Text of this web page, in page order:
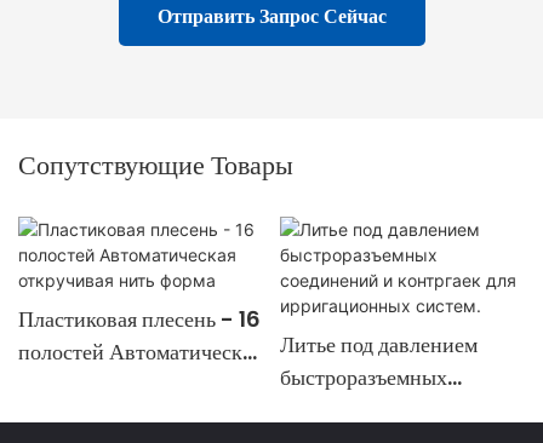
Отправить Запрос Сейчас
Сопутствующие Товары
Пластиковая плесень - 16
полостей Автоматическая
Литье под давлением
быстроразъемных